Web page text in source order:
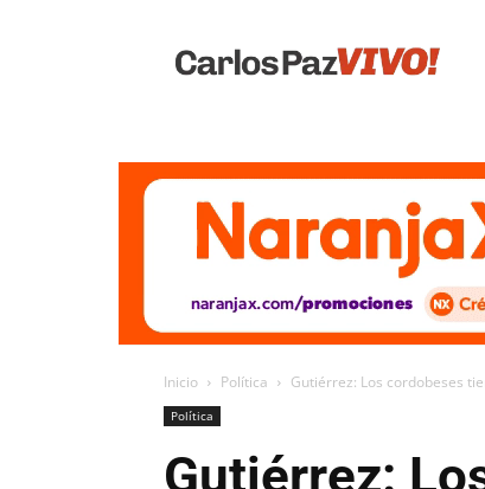
Vivo
Inicio Política Gutiérrez: Los cordobeses
Política
Gutiérrez: